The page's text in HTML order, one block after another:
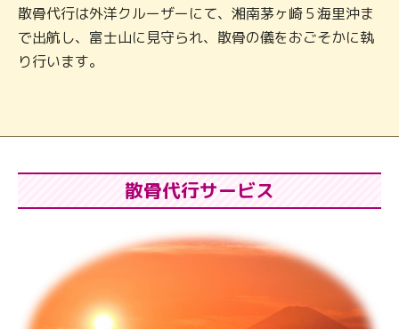
散骨代行は外洋クルーザーにて、湘南茅ヶ崎５海里沖ま
で出航し、富士山に見守られ、散骨の儀をおごそかに執
り行います｡
散骨代行サービス